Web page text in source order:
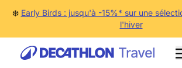
❄️ Early Birds : jusqu'à -15%* sur une
l'hiver